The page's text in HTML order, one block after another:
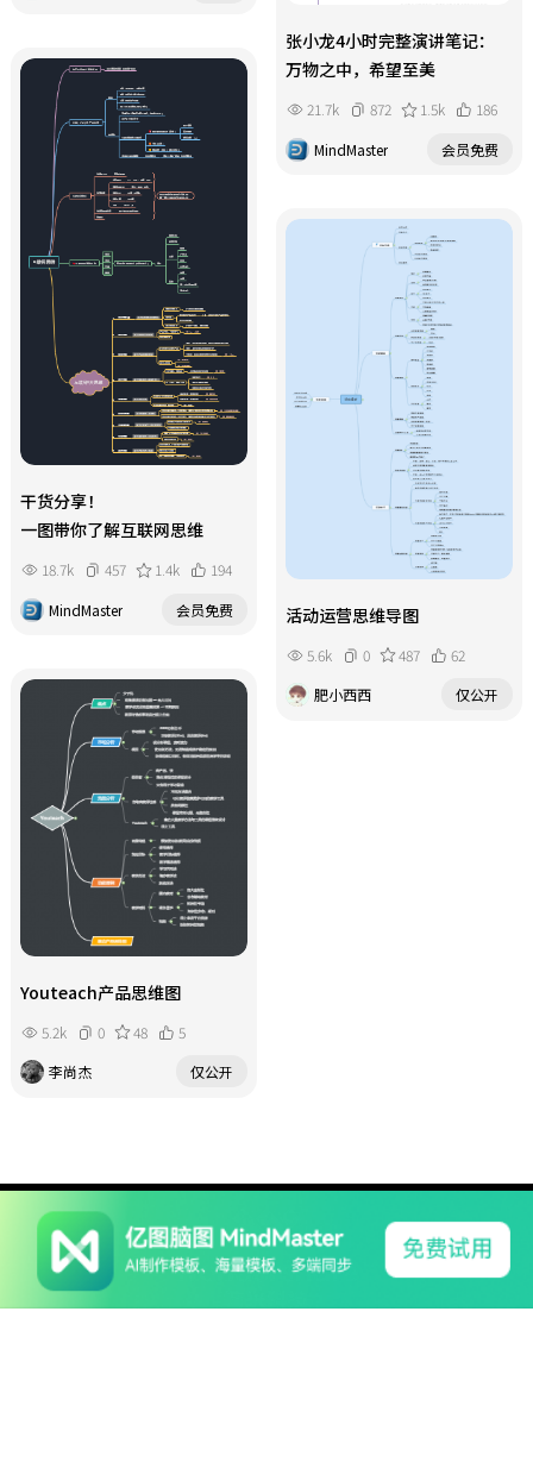
张小龙4小时完整演讲笔记：
万物之中，希望至美
21.7k 872 1.5k
186
MindMaster
会员免费
干货分享！
一图带你了解互联网思维
18.7k 457 1.4k
194
MindMaster
会员免费 活动运营思维导图
5.6k 0 487
62
肥小西西
仅公开
Youteach产品思维图
5.2k 0 48
5
李尚杰
仅公开